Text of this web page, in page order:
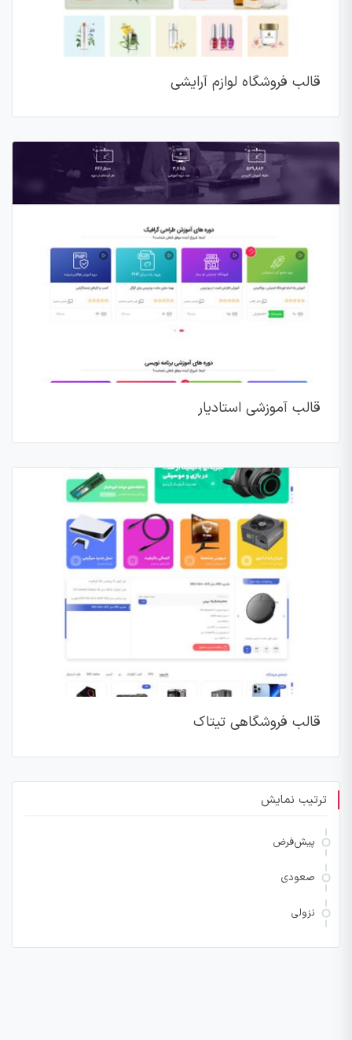
قالب فروشگاه لوازم آرایشی
قالب آموزشی استادیار
قالب فروشگاهی تیتاک
ترتیب نمایش
پیش‌فرض
صعودی
نزولی